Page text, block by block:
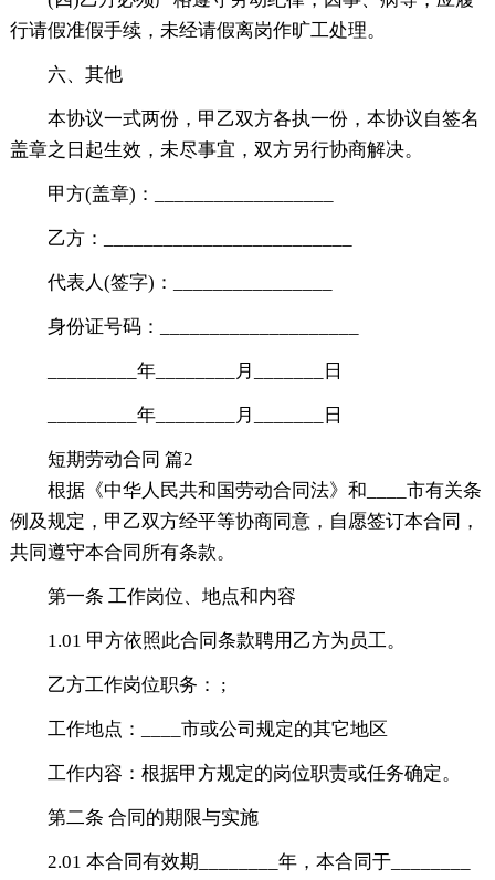
行请假准假手续，未经请假离岗作旷工处理。
六、其他
本协议一式两份，甲乙双方各执一份，本协议自签名
盖章之日起生效，未尽事宜，双方另行协商解决。
甲方(盖章)：__________________
乙方：_________________________
代表人(签字)：________________
身份证号码：____________________
_________年________月_______日
_________年________月_______日
短期劳动合同 篇2
根据《中华人民共和国劳动合同法》和____市有关条
例及规定，甲乙双方经平等协商同意，自愿签订本合同，
共同遵守本合同所有条款。
第一条 工作岗位、地点和内容
1.01 甲方依照此合同条款聘用乙方为员工。
乙方工作岗位职务： ;
工作地点：____市或公司规定的其它地区
工作内容：根据甲方规定的岗位职责或任务确定。
第二条 合同的期限与实施
2.01 本合同有效期________年，本合同于________